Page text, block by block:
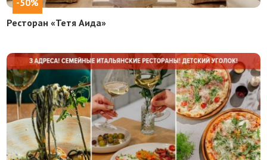
-50%
Ресторан «Тетя Аида»